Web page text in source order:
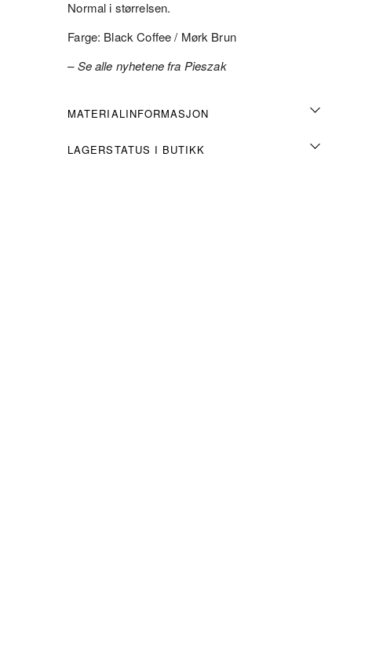
Normal i størrelsen.
Farge: Black Coffee / Mørk Brun
– Se alle nyhetene fra Pieszak
MATERIALINFORMASJON
LAGERSTATUS I BUTIKK